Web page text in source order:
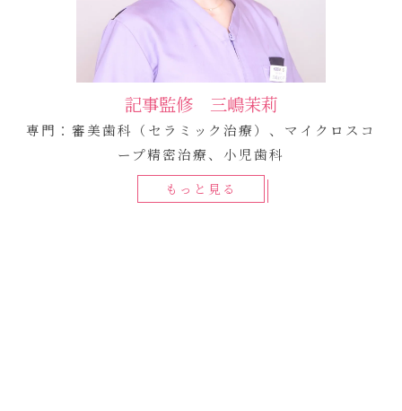
記事監修 三嶋茉莉
専門：審美歯科（セラミック治療）、マイクロスコ
ープ精密治療、小児歯科
もっと見る